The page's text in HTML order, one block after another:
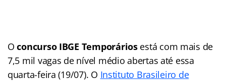
Oconcurso IBGE Temporários está com mais de
7,5 mil vagas de nível médio abertas até essa
quarta-feira (19/07). O Instituto Brasileiro de